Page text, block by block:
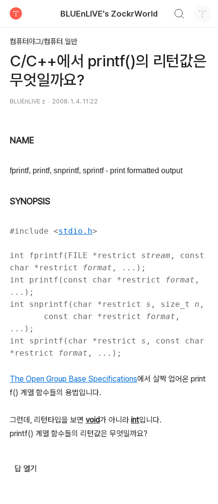
BLUEnLIVE's ZockrWorld
컴퓨터야그/컴퓨터 일반
C/C++에서 printf()의 리턴값은
무엇일까요?
BLUEnLIVE z 2008. 1. 4. 11:22
NAME
fprintf, printf, snprintf, sprintf - print formatted output
SYNOPSIS
#include <stdio.h>
int fprintf(FILE *restrict stream , const
char *restrict
format , ...);
int printf(const char *restrict
format ,
...);
int snprintf(char *restrict
s , size_t n ,
const char *restrict
format ,
...);
int sprintf(char *restrict
s , const char
*restrict
format , ...);
The Open Group Base Specifications에서 살짝 업어온 print
f() 계열 함수들의 용법입니다.
그런데, 리턴타입을 보면 void가 아니라 int입니다.
printf() 계열 함수들의 리턴값은 무엇일까요?
답 열기